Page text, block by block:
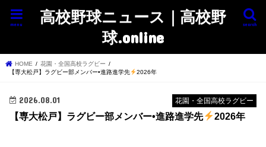
高校野球ニュース｜高校野
球.online
search
menu
HOME
花園・全国高校ラグビー
【専大松戸】ラグビー部メンバー•進路進学先
2026年
花園・全国高校ラグビー
2026.08.01
【専大松戸】ラグビー部メンバー•進路進学先 2026年